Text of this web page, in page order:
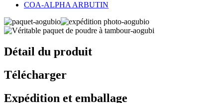
COA-ALPHA ARBUTIN
Détail du produit
Télécharger
Expédition et emballage